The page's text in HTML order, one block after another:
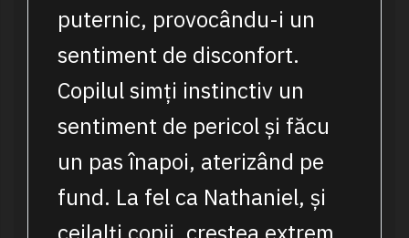
puternic, provocându-i un
sentiment de disconfort.
Copilul simți instinctiv un
sentiment de pericol și făcu
un pas înapoi, aterizând pe
fund. La fel ca Nathaniel, și